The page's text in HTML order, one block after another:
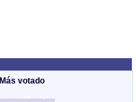
Más votado